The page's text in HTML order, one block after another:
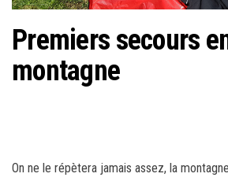
Premiers secours
montagne
On ne le répètera jamais assez, la